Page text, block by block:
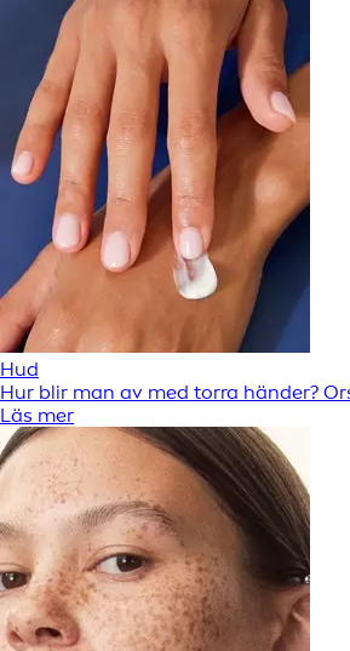
Hud
Hur blir man av med torra händer?
Läs mer